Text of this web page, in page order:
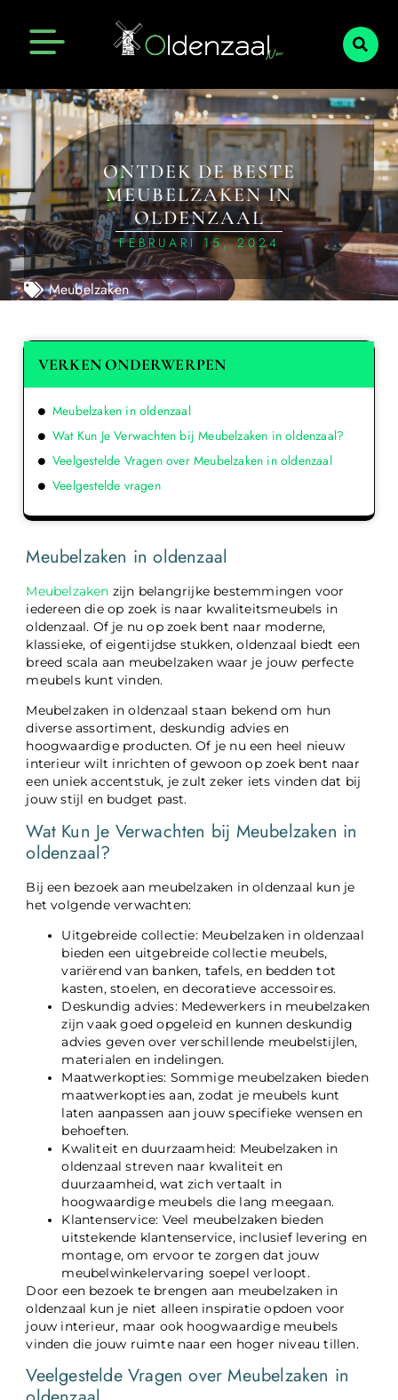
ONTDEK DE BESTE
MEUBELZAKEN IN
OLDENZAAL
FEBRUARI 15, 2024
Meubelzaken
Meubelzaken in oldenzaal
Meubelzaken zijn belangrijke bestemmingen voor
iedereen die op zoek is naar kwaliteitsmeubels in
oldenzaal. Of je nu op zoek bent naar moderne,
klassieke, of eigentijdse stukken, oldenzaal biedt een
breed scala aan meubelzaken waar je jouw perfecte
meubels kunt vinden.
Meubelzaken in oldenzaal staan bekend om hun
diverse assortiment, deskundig advies en
hoogwaardige producten. Of je nu een heel nieuw
interieur wilt inrichten of gewoon op zoek bent naar
een uniek accentstuk, je zult zeker iets vinden dat bij
jouw stijl en budget past.
Wat Kun Je Verwachten bij Meubelzaken in
oldenzaal?
Bij een bezoek aan meubelzaken in oldenzaal kun je
het volgende verwachten:
Uitgebreide collectie: Meubelzaken in oldenzaal
bieden een uitgebreide collectie meubels,
variërend van banken, tafels, en bedden tot
kasten, stoelen, en decoratieve accessoires.
Deskundig advies: Medewerkers in meubelzaken
zijn vaak goed opgeleid en kunnen deskundig
advies geven over verschillende meubelstijlen,
materialen en indelingen.
Maatwerkopties: Sommige meubelzaken bieden
maatwerkopties aan, zodat je meubels kunt
laten aanpassen aan jouw specifieke wensen en
behoeften.
Kwaliteit en duurzaamheid: Meubelzaken in
oldenzaal streven naar kwaliteit en
duurzaamheid, wat zich vertaalt in
hoogwaardige meubels die lang meegaan.
Klantenservice: Veel meubelzaken bieden
uitstekende klantenservice, inclusief levering en
montage, om ervoor te zorgen dat jouw
meubelwinkelervaring soepel verloopt.
Door een bezoek te brengen aan meubelzaken in
oldenzaal kun je niet alleen inspiratie opdoen voor
jouw interieur, maar ook hoogwaardige meubels
vinden die jouw ruimte naar een hoger niveau tillen.
Veelgestelde Vragen over Meubelzaken in
VERKEN ONDERWERPEN
Meubelzaken in oldenzaal
Wat Kun Je Verwachten bij Meubelzaken in oldenzaal?
Veelgestelde Vragen over Meubelzaken in oldenzaal
Veelgestelde vragen